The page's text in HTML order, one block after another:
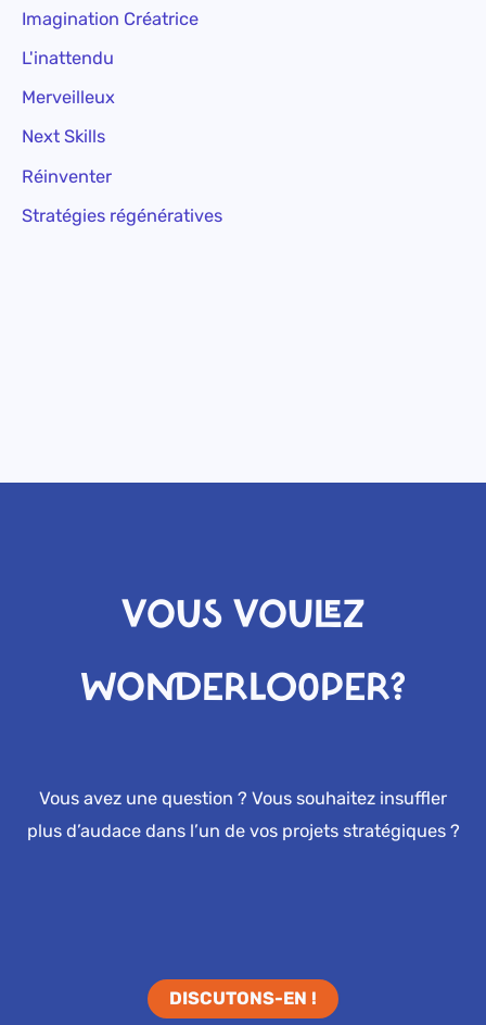
Imagination Créatrice
L'inattendu
Merveilleux
Next Skills
Réinventer
Stratégies régénératives
VOUS VOULEZ
WONDERLOOPER?
Vous avez une question ? Vous souhaitez insuffler
plus d’audace dans l’un de vos projets stratégiques ?
DISCUTONS-EN !